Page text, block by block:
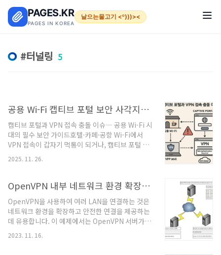
PAGES.KR
PAGES IN KOREA
날으는물고기 <º)))><
터널링 5
공용 Wi-Fi 캡티브 포털 보안 사각지대: VPN 우회와 데이터 유출의 시작점
캡티브 포털과 VPN 접속 충돌 이슈― 공용 Wi-Fi 시
대의 필수 보안 가이드호텔·카페·공항 Wi-Fi에서
VPN 접속이 갑자기 먹통이 되거나, 캡티브 포털 로
그인 화면이 뜨지 않아 발이 묶여 본 경험이 있을 것
이다. 이는 캡티브 포털(Captive Portal) 과
표적 보안·접속 문제다.문제의 핵심: 왜 캡티브 포털
과 VPN은 서로 충돌할까?✔ 캡티브 포털의 핵심 동
작캡티브 포털은 다음 구조로 작동한다.사용자가 공
용 Wi-Fi SSID에 연결모든 HTTP 트래픽을 강제로
인증 페이지로 리디렉션웹 브라우저에서 약관 동의
·로그인 후 네트워크 사용 허용인증 후 인터넷 사용
2025. 11. 26.
OpenVPN 내부 네트워크 환경 확장 및 터널 라우팅 구성
OpenVPN을 사용하여 여러 LAN을 연결하는 것은
네트워크 환경을 확장하고 안전한 연결을 제공하는
데 유용합니다. 이 예제에서는 OpenVPN 서버가 있
고 해당 서버 뒤에 LAN(10.10.2.0/24)이 있으며,
두 개의 클라이언트가 각각 LAN 뒤에 있습니다. 클
2023. 11. 16.